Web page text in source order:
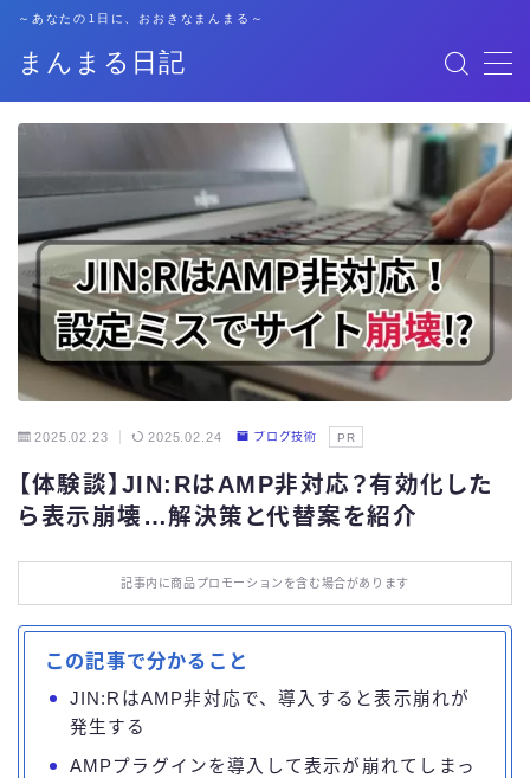
まんまる日記
～あなたの1日に、おおきなまんまる～
暮らし
資格勉強
キャリア
おでかけ
お役立ち情報
エンタメ
IT・スキル
ふるさと納税
2025.02.23 2025.02.24 ブログ技術 PR
【体験談】JIN:RはAMP非対応？有効化した
ら表示崩壊…解決策と代替案を紹介
記事内に商品プロモーションを含む場合があります
この記事で分かること
JIN:RはAMP非対応で、導入すると表示崩れが
発生する
AMPプラグインを導入して表示が崩れてしまっ